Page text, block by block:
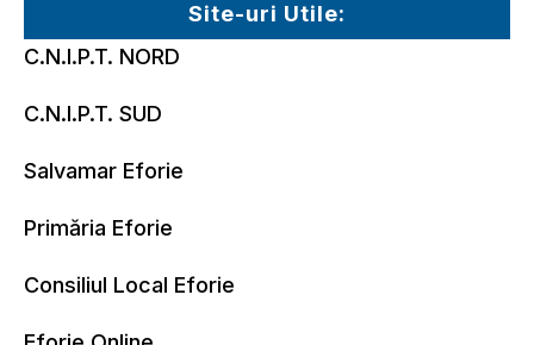
Site-uri Utile:
C.N.I.P.T. NORD
C.N.I.P.T. SUD
Salvamar Eforie
Primăria Eforie
Consiliul Local Eforie